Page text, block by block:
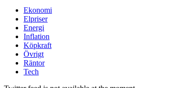
Ekonomi
Elpriser
Energi
Inflation
Köpkraft
Övrigt
Räntor
Tech